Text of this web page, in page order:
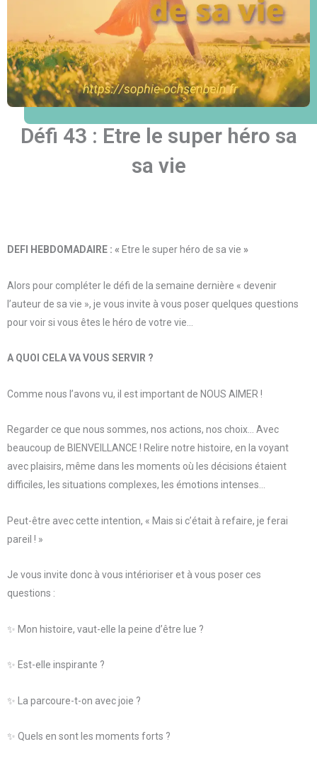
Défi 43 : Etre le super héro sa
sa vie
DEFI HEBDOMADAIRE : « Etre le super héro de sa vie »
Alors pour compléter le défi de la semaine dernière « devenir
l’auteur de sa vie », je vous invite à vous poser quelques questions
pour voir si vous êtes le héro de votre vie…
A QUOI CELA VA VOUS SERVIR ?
Comme nous l’avons vu, il est important de NOUS AIMER !
Regarder ce que nous sommes, nos actions, nos choix… Avec
beaucoup de BIENVEILLANCE ! Relire notre histoire, en la voyant
avec plaisirs, même dans les moments où les décisions étaient
difficiles, les situations complexes, les émotions intenses…
Peut-être avec cette intention, « Mais si c’était à refaire, je ferai
pareil ! »
Je vous invite donc à vous intérioriser et à vous poser ces
questions :
✨ Mon histoire, vaut-elle la peine d’être lue ?
✨ Est-elle inspirante ?
✨ La parcoure-t-on avec joie ?
✨ Quels en sont les moments forts ?